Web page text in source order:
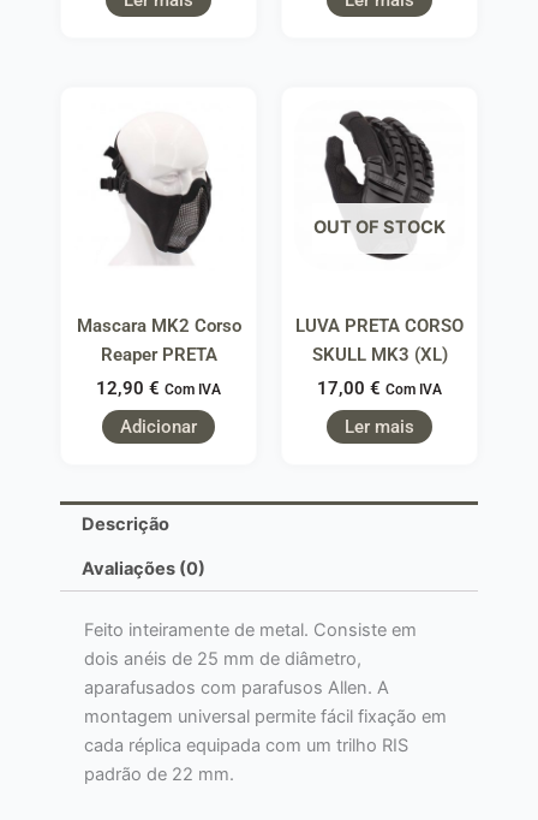
Mascara MK2 Corso
Reaper PRETA
12,90 € Com IVA
Adicionar
OUT OF STOCK
LUVA PRETA CORSO
SKULL MK3 (XL)
17,00 € Com IVA
Ler mais
Descrição
Avaliações (0)
Feito inteiramente de metal. Consiste em
dois anéis de 25 mm de diâmetro,
aparafusados ​​com parafusos Allen. A
montagem universal permite fácil fixação em
cada réplica equipada com um trilho RIS
padrão de 22 mm.